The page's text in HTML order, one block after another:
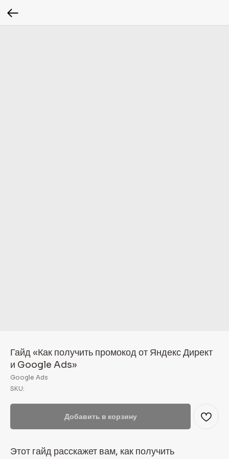
Гайд «Как получить промокод от Яндекс Директ
и Google Ads»
Google Ads
SKU:
Добавить в корзину
Этот гайд расскажет вам, как получить